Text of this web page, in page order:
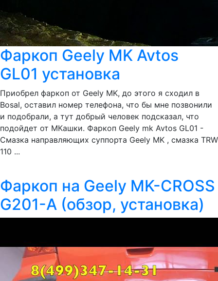
Фаркоп Geely MK Avtos
GL01 установка
Приобрел фаркоп от Geely MK, до этого я сходил в
Bosal, оставил номер телефона, что бы мне позвонили
и подобрали, а тут добрый человек подсказал, что
подойдет от МКашки. Фаркоп Geely mk Avtos GL01 -
Смазка направляющих суппорта Geely MK , смазка TRW
110 ...
Фаркоп на Geely MK-CROSS
G201-A (обзор, установка)